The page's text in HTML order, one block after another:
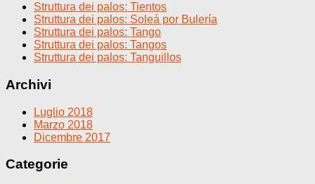
Struttura dei palos: Tientos
Struttura dei palos: Soleá por Bulería
Struttura dei palos: Tango
Struttura dei palos: Tangos
Struttura dei palos: Tanguillos
Archivi
Luglio 2018
Marzo 2018
Dicembre 2017
Categorie